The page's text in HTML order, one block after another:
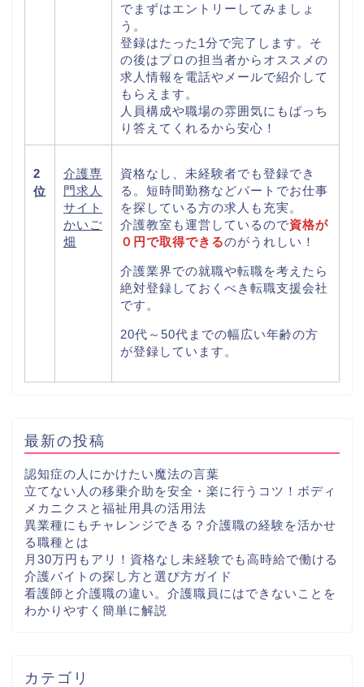
でまずはエントリーしてみましょ
う。
登録はたった1分で完了します。そ
の後はプロの担当者からオススメの
求人情報を電話やメールで紹介して
もらえます。
人員構成や職場の雰囲気にもばっち
り答えてくれるから安心！
2
位
介護専
門求人
サイト
かいご
畑
資格なし、未経験者でも登録でき
る。短時間勤務などパートでお仕事
を探している方の求人も充実。
介護教室も運営しているので資格が
０円で取得できるのがうれしい！
介護業界での就職や転職を考えたら
絶対登録しておくべき転職支援会社
です。
20代～50代までの幅広い年齢の方
が登録しています。
最新の投稿
認知症の人にかけたい魔法の言葉
立てない人の移乗介助を安全・楽に行うコツ！ボディ
メカニクスと福祉用具の活用法
異業種にもチャレンジできる？介護職の経験を活かせ
る職種とは
月30万円もアリ！資格なし未経験でも高時給で働ける
介護バイトの探し方と選び方ガイド
看護師と介護職の違い。介護職員にはできないことを
わかりやすく簡単に解説
カテゴリ